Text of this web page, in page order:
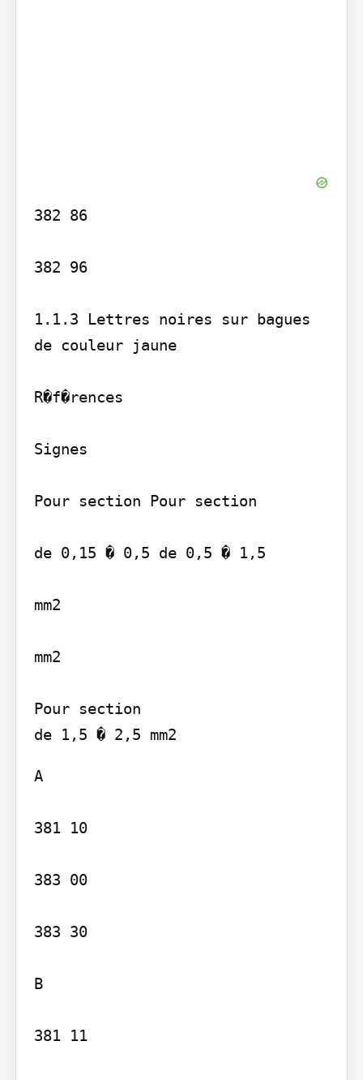
382 86
382 96
1.1.3 Lettres noires sur bagues
de couleur jaune
R�f�rences
Signes
Pour section Pour section
de 0,15 � 0,5 de 0,5 � 1,5
mm2
mm2
Pour section
A
381 10
383 00
383 30
B
381 11